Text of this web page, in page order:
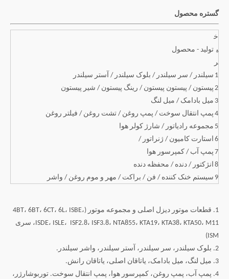
گستره محصول
خ
ی
ر
تولید - محصول
1 سیلندر / سر سیلندر / بلوک سیلندر / آستر سیلندر
2 پیستون / پیستون پیستون / رینگ پیستون / شیر پیستون
3 میل بادامک / میل لنگ
4 پمپ انتقال سوخت / پمپ روغن / تشت روغن / فیلتر روغن
5 مجموعه رادیاتور / شارژ کولر هوا
6 استارت کامیون / ژنراتور /
7 پمپ آب / کمپرسور هوا
8 انژکتور / دنده / محفظه دنده
9 سیستم خنک کننده / فن / براکت / مهر و موم روغن / واشر
1. قطعات موتور دیزل اصلی و مجموعه موتور (4BT، 6BT، 6CT، 6L، ISBE،
ISDE، ISLE،ISF2.8، ISF3.8، NTA855، KTA19، KTA38، KTA50، M11، سری
ISM)
2. بلوک سیلندر، سر سیلندر، آستر سیلندر، واشر سیلندر.
3. میل لنگ، میل بادامک، یاتاقان اصلی، یاتاقان رانش.
4. پمپ آب، پمپ روغن، کمپرسور هوا، پمپ انتقال سوخت. توربوشارژر،